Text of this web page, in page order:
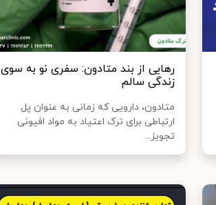
رهایی از بند متادون: سفری نو به سوی
زندگی سالم
متادون، دارویی که زمانی به عنوان پل
ارتباطی برای ترک اعتیاد به مواد افیونی
تجویز...